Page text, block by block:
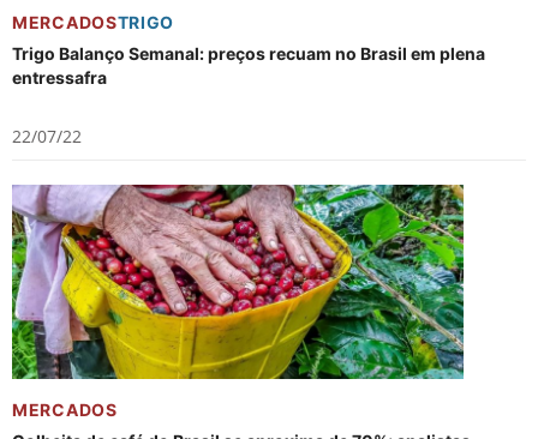
MERCADOSTRIGO
Trigo Balanço Semanal: preços recuam no Brasil em plena
entressafra
22/07/22
MERCADOS